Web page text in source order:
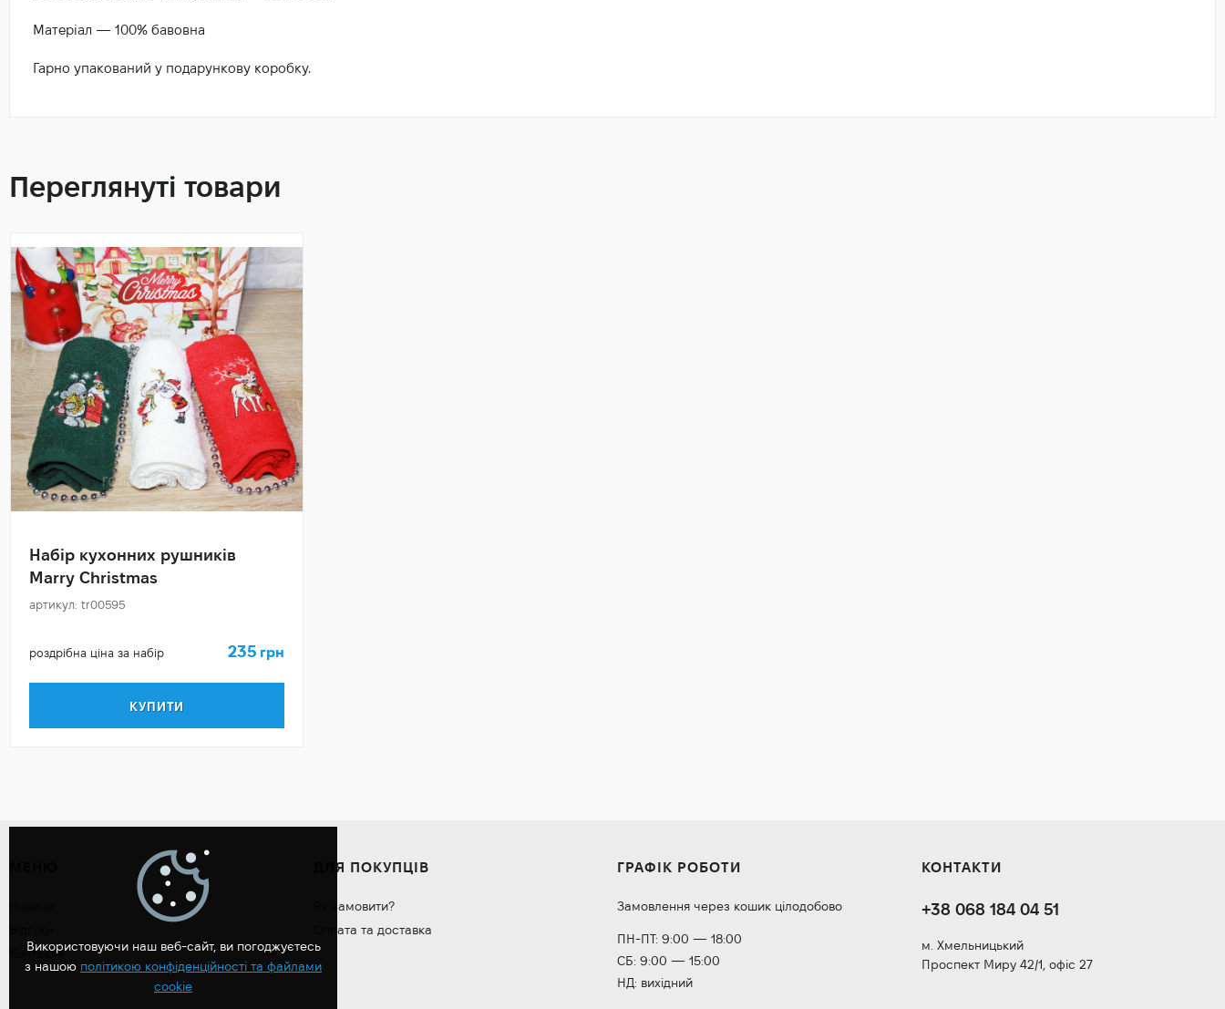
Матеріал — 100% бавовна
Гарно упакований у подарункову коробку.
Переглянуті товари
Набір кухонних рушників
Marry Christmas
артикул: tr00595
роздрібна ціна за набір 235 грн
КУПИТИ
Контакти
ДЛЯ ПОКУПЦІВ
Як замовити?
Оплата та доставка
ГРАФІК РОБОТИ
Замовлення через кошик цілодобово
ПН-ПТ: 9:00 — 18:00
СБ: 9:00 — 15:00
НД: вихідний
КОНТАКТИ
+38 068 184 04 51
м. Хмельницький
Проспект Миру 42/1, офіс 27
Використовуючи наш веб-сайт, ви погоджуєтесь
з нашою політикою конфіденційності та файлами
cookie